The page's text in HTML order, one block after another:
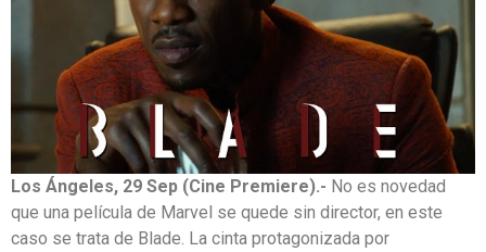
Los Ángeles, 29 Sep (Cine Premiere).- No es novedad
que una película de Marvel se quede sin director, en este
caso se trata de Blade. La cinta protagonizada por